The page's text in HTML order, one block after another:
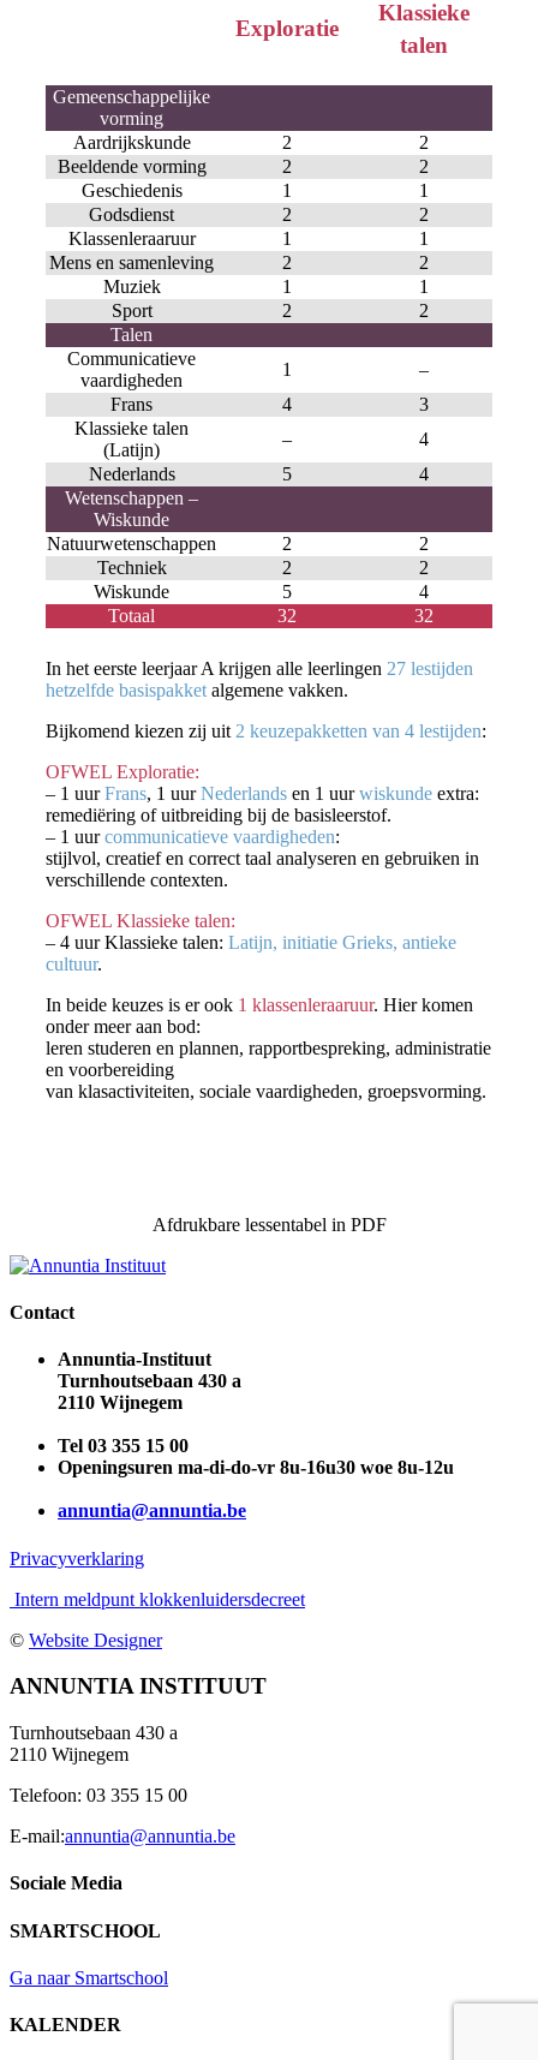
Exploratie
Klassieke
talen
Gemeenschappelijke
vorming
Aardrijkskunde
2
2
Beeldende vorming
2
2
Geschiedenis
1
1
Godsdienst
2
2
Klassenleraaruur
1
1
Mens en samenleving
2
2
Muziek
1
1
Sport
2
2
Talen
Communicatieve
vaardigheden
1
–
Frans
4
3
Klassieke talen
(Latijn)
–
4
Nederlands
5
4
Wetenschappen –
Wiskunde
Natuurwetenschappen
2
2
Techniek
2
2
Wiskunde
5
4
Totaal
32 32
In het eerste leerjaar A krijgen alle leerlingen 27 lestijden
hetzelfde basispakket algemene vakken.
Bijkomend kiezen zij uit 2 keuzepakketten van 4 lestijden:
OFWEL Exploratie:
– 1 uurFrans, 1 uurNederlands en 1 uurwiskunde extra:
remediëring of uitbreiding bij de basisleerstof.
– 1 uurcommunicatieve vaardigheden:
stijlvol, creatief en correct taal analyseren en gebruiken in
verschillende contexten.
OFWEL Klassieke talen:
– 4 uur Klassieke talen: Latijn, initiatie Grieks, antieke
cultuur.
In beide keuzes is er ook 1 klassenleraaruur. Hier komen
onder meer aan bod:
leren studeren en plannen, rapportbespreking, administratie
en voorbereiding
van klasactiviteiten, sociale vaardigheden, groepsvorming.
Afdrukbare lessentabel in PDF
Contact
Annuntia-Instituut
Turnhoutsebaan 430 a
2110 Wijnegem
Tel 03 355 15 00
Openingsuren ma-di-do-vr 8u-16u30 woe 8u-12u
annuntia@annuntia.be
Privacyverklaring
Intern meldpunt klokkenluidersdecreet
© Website Designer
Facebook
Instagram
YouTube
Tiktok
Toggle
Bar
Area
ANNUNTIA INSTITUUT
Turnhoutsebaan 430 a
2110 Wijnegem
Telefoon: 03 355 15 00
E-mail:annuntia@annuntia.be
Sociale Media
SMARTSCHOOL
Ga naar Smartschool
KALENDER